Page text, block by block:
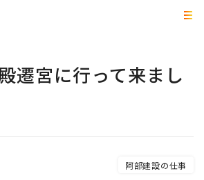
遷宮に行って来まし
阿部建設の仕事